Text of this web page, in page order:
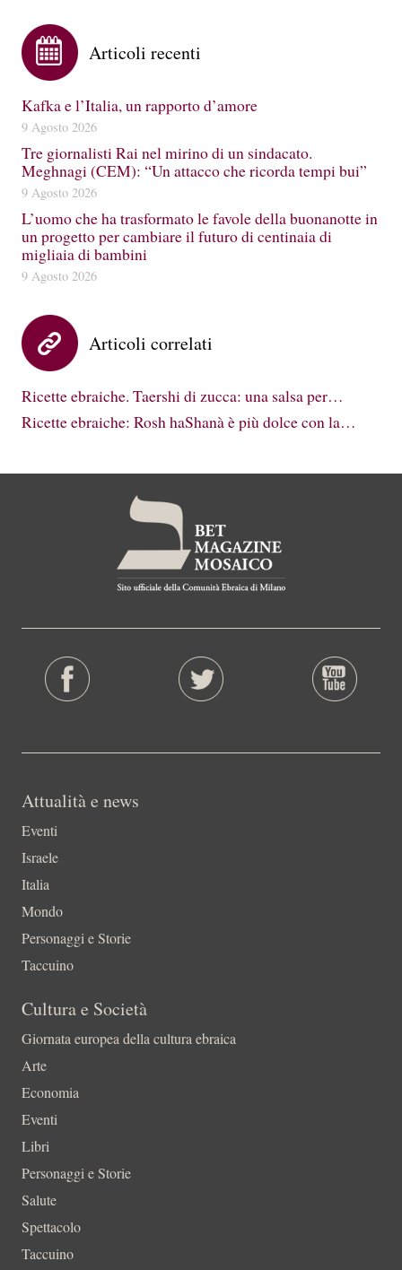
Articoli recenti
Kafka e l’Italia, un rapporto d’amore
9 Agosto 2026
Tre giornalisti Rai nel mirino di un sindacato.
Meghnagi (CEM): “Un attacco che ricorda tempi bui”
9 Agosto 2026
L’uomo che ha trasformato le favole della buonanotte in
un progetto per cambiare il futuro di centinaia di
migliaia di bambini
9 Agosto 2026
Articoli correlati
Ricette ebraiche. Taershi di zucca: una salsa per…
Ricette ebraiche: Rosh haShanà è più dolce con la…
Attualità e news
Eventi
Israele
Italia
Mondo
Personaggi e Storie
Taccuino
Cultura e Società
Giornata europea della cultura ebraica
Arte
Economia
Eventi
Libri
Personaggi e Storie
Salute
Spettacolo
Taccuino